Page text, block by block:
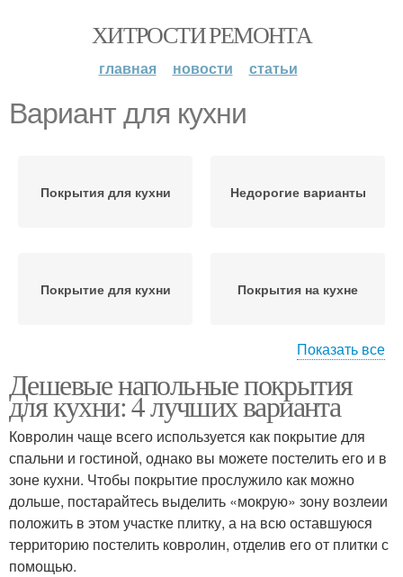
ХИТРОСТИ РЕМОНТА
главная новости статьи
Вариант для кухни
Покрытия для кухни Недорогие варианты
Покрытие для кухни Покрытия на кухне
Недорогой вариант Шторы на кухню
Идеальный вариант Окна на кухню
Показать все
Дешевые напольные покрытия
для кухни: 4 лучших варианта
Ковролин чаще всего используется как покрытие для
спальни и гостиной, однако вы можете постелить его и в
зоне кухни. Чтобы покрытие прослужило как можно
дольше, постарайтесь выделить «мокрую» зону возлеии
положить в этом участке плитку, а на всю оставшуюся
территорию постелить ковролин, отделив его от плитки с
помощью.